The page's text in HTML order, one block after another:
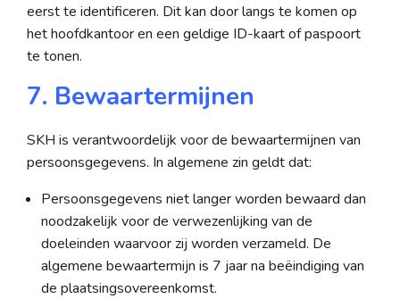
eerst te identificeren. Dit kan door langs te komen op
het hoofdkantoor en een geldige ID-kaart of paspoort
te tonen.
7. Bewaartermijnen
SKH is verantwoordelijk voor de bewaartermijnen van
persoonsgegevens. In algemene zin geldt dat:
Persoonsgegevens niet langer worden bewaard dan
noodzakelijk voor de verwezenlijking van de
doeleinden waarvoor zij worden verzameld. De
algemene bewaartermijn is 7 jaar na beëindiging van
de plaatsingsovereenkomst.